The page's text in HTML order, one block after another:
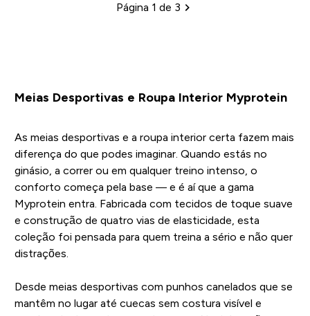
Paginação
Página 1 de 3
Meias Desportivas e Roupa Interior Myprotein
As meias desportivas e a roupa interior certa fazem mais
diferença do que podes imaginar. Quando estás no
ginásio, a correr ou em qualquer treino intenso, o
conforto começa pela base — e é aí que a gama
Myprotein entra. Fabricada com tecidos de toque suave
e construção de quatro vias de elasticidade, esta
coleção foi pensada para quem treina a sério e não quer
distrações.
Desde meias desportivas com punhos canelados que se
mantêm no lugar até cuecas sem costura visível e